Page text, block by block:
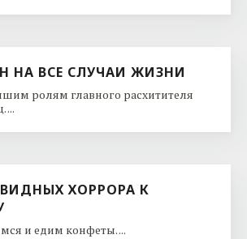
НА ВСЕ СЛУЧАИ ЖИЗНИ
ролям главного расхитителя
...
ХОРРОРА К
и едим конфеты. ...